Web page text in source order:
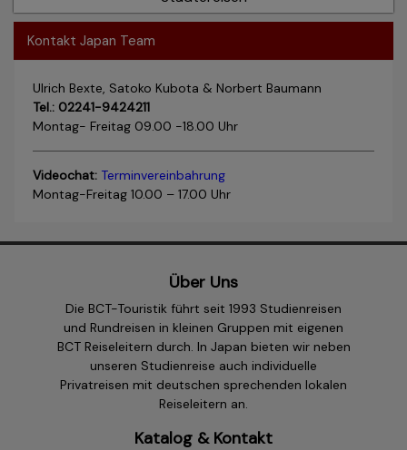
Kontakt Japan Team
Ulrich Bexte, Satoko Kubota & Norbert Baumann
Tel.: 02241-9424211
Montag- Freitag 09.00 -18.00 Uhr
Videochat: Terminvereinbahrung
Montag-Freitag 10.00 – 17.00 Uhr
Über Uns
Die BCT-Touristik führt seit 1993 Studienreisen
und Rundreisen in kleinen Gruppen mit eigenen
BCT Reiseleitern durch. In Japan bieten wir neben
unseren Studienreise auch individuelle
Privatreisen mit deutschen sprechenden lokalen
Reiseleitern an.
Katalog & Kontakt